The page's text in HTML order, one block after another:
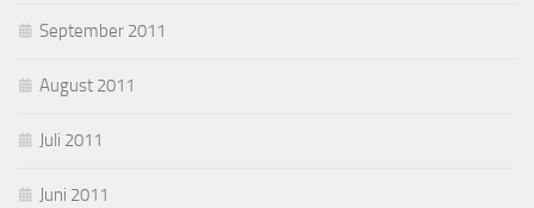
September 2011
August 2011
Juli 2011
Juni 2011